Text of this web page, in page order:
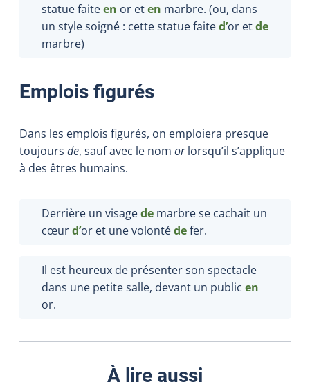
statue faiteen or eten marbre. (ou, dans
un style soigné : cette statue faited’or etde
marbre)
Emplois figurés
Dans les emplois figurés, on emploiera presque
toujours de, sauf avec le nom orlorsqu’il s’applique
à des êtres humains.
Derrière un visagede marbre se cachait un
cœurd’or et une volontédefer.
Il est heureux de présenter son spectacle
dans une petite salle, devant un public en
or.
À lire aussi